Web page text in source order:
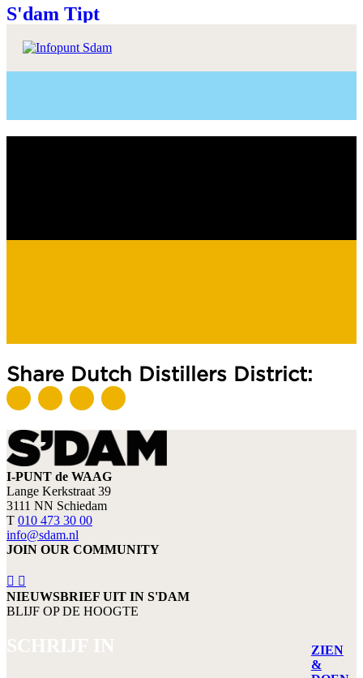
S'dam Tipt
Share Dutch Distillers District:
I-PUNT de WAAG
Lange Kerkstraat 39
3111 NN Schiedam
T 010 473 30 00
info@sdam.nl
JOIN OUR COMMUNITY
NIEUWSBRIEF UIT IN S'DAM
BLIJF OP DE HOOGTE
SCHRIJF IN
ZIEN
&